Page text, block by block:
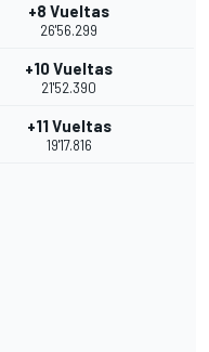
+8 Vueltas
26'56.299
+10 Vueltas
21'52.390
+11 Vueltas
19'17.816